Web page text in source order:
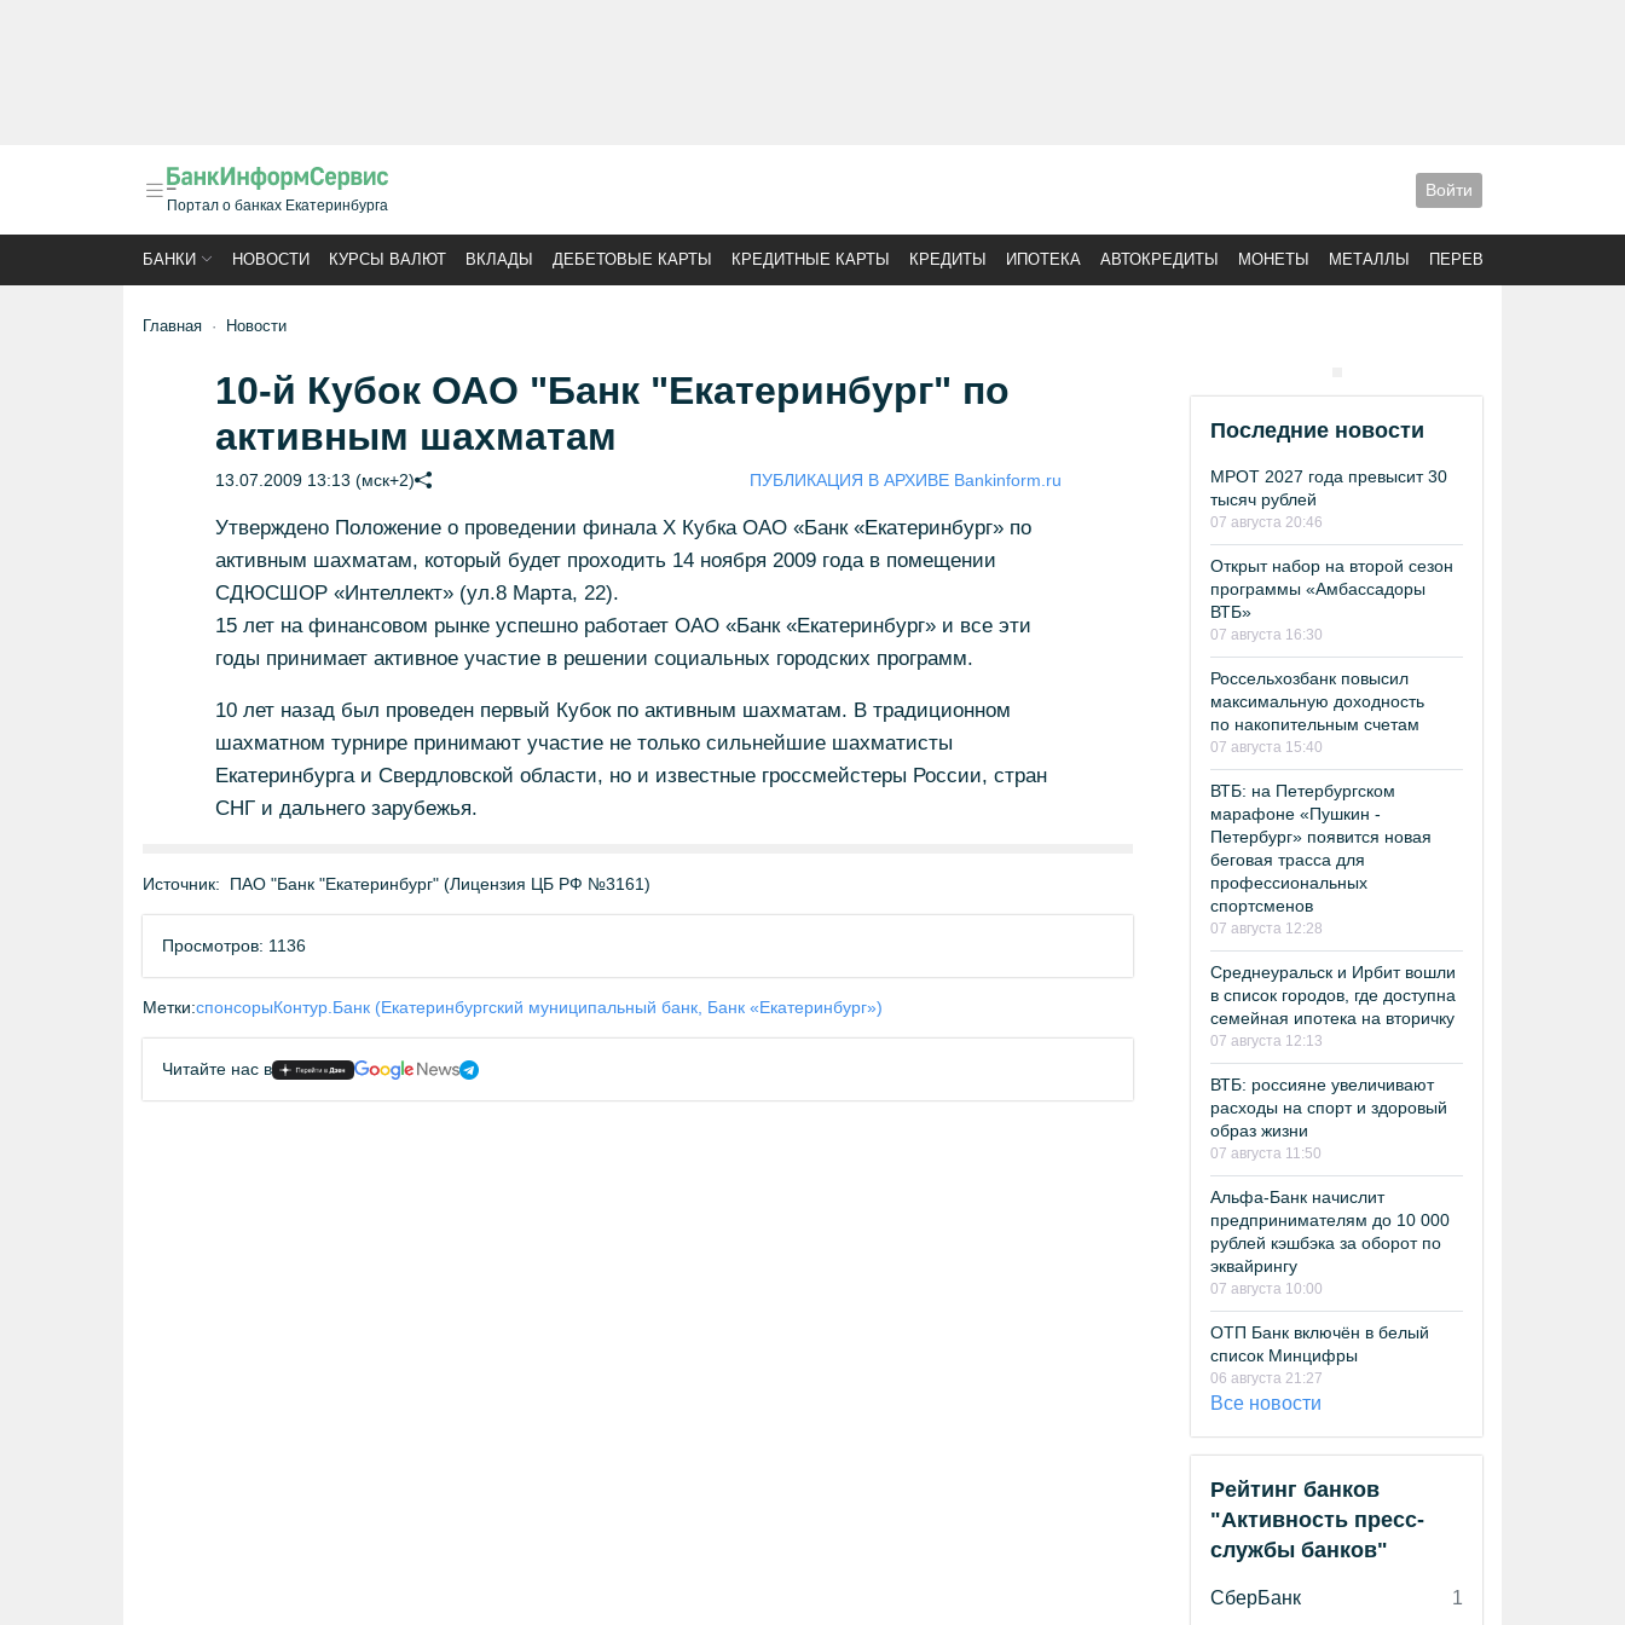
Портал о банках Екатеринбурга
Войти
БАНКИ НОВОСТИ КУРСЫ ВАЛЮТ ВКЛАДЫ ДЕБЕТОВЫЕ КАРТЫ КРЕДИТНЫЕ КАРТЫ КРЕДИТЫ ИПОТЕКА АВТОКРЕДИТЫ МОНЕТЫ МЕТАЛЛЫ ПЕРЕВОДЫ
Главная Новости
10-й Кубок ОАО "Банк "Екатеринбург" по
активным шахматам
13.07.2009 13:13 (мск+2) ПУБЛИКАЦИЯ В АРХИВЕ Bankinform.ru
Утверждено Положение о проведении финала Х Кубка ОАО «Банк «Екатеринбург» по
активным шахматам, который будет проходить 14 ноября 2009 года в помещении
СДЮСШОР «Интеллект» (ул.8 Марта, 22).
15 лет на финансовом рынке успешно работает ОАО «Банк «Екатеринбург» и все эти
годы принимает активное участие в решении социальных городских программ.
10 лет назад был проведен первый Кубок по активным шахматам. В традиционном
шахматном турнире принимают участие не только сильнейшие шахматисты
Екатеринбурга и Свердловской области, но и известные гроссмейстеры России, стран
СНГ и дальнего зарубежья.
Источник: ПАО "Банк "Екатеринбург" (Лицензия ЦБ РФ №3161)
Просмотров: 1136
Метки:спонсорыКонтур.Банк (Екатеринбургский муниципальный банк, Банк «Екатеринбург»)
Читайте нас в
Последние новости
МРОТ 2027 года превысит 30
тысяч рублей
07 августа 20:46
Открыт набор на второй сезон
программы «Амбассадоры
ВТБ»
07 августа 16:30
Россельхозбанк повысил
максимальную доходность
по накопительным счетам
07 августа 15:40
ВТБ: на Петербургском
марафоне «Пушкин -
Петербург» появится новая
беговая трасса для
профессиональных
спортсменов
07 августа 12:28
Среднеуральск и Ирбит вошли
в список городов, где доступна
семейная ипотека на вторичку
07 августа 12:13
ВТБ: россияне увеличивают
расходы на спорт и здоровый
образ жизни
07 августа 11:50
Альфа-Банк начислит
предпринимателям до 10 000
рублей кэшбэка за оборот по
эквайрингу
07 августа 10:00
ОТП Банк включён в белый
список Минцифры
06 августа 21:27
Все новости
Рейтинг банков
"Активность пресс-
службы банков"
СберБанк
1